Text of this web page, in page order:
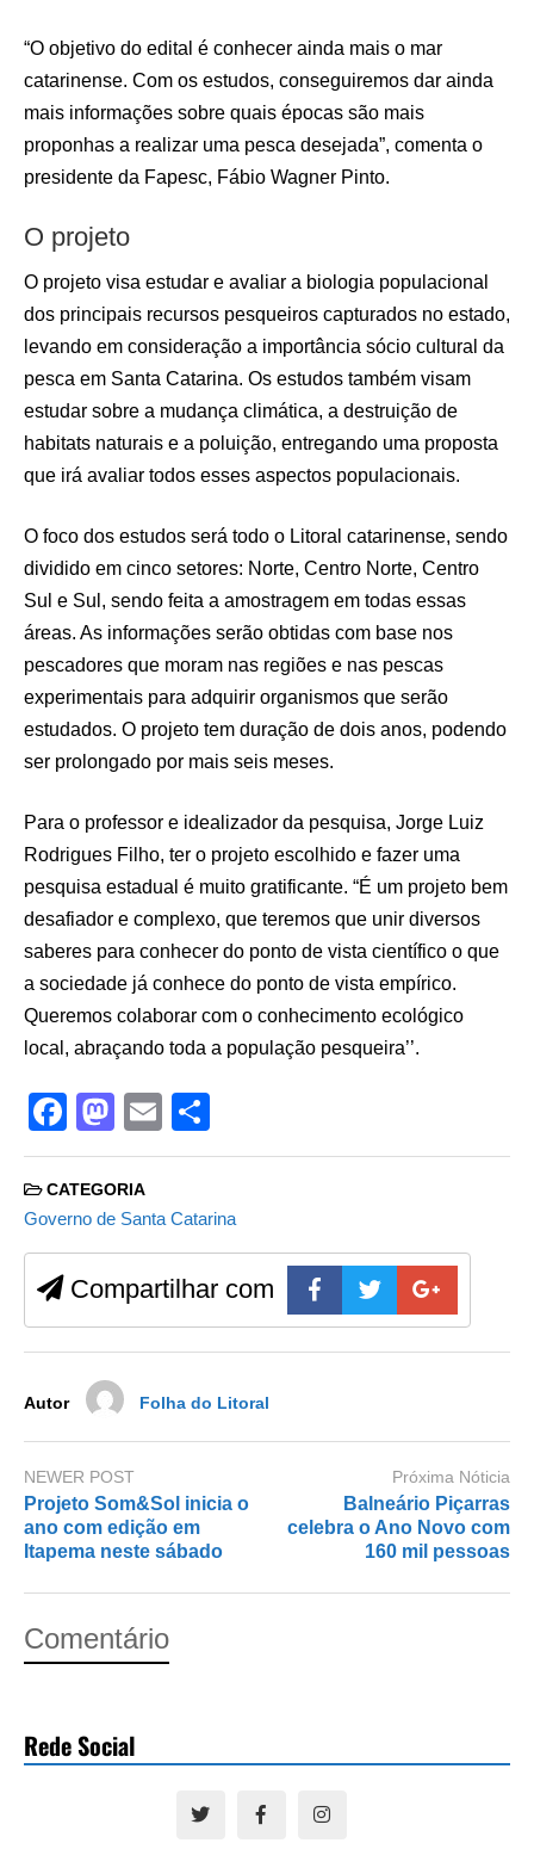
“O objetivo do edital é conhecer ainda mais o mar
catarinense. Com os estudos, conseguiremos dar ainda
mais informações sobre quais épocas são mais
proponhas a realizar uma pesca desejada”, comenta o
presidente da Fapesc, Fábio Wagner Pinto.
O projeto
O projeto visa estudar e avaliar a biologia populacional
dos principais recursos pesqueiros capturados no estado,
levando em consideração a importância sócio cultural da
pesca em Santa Catarina. Os estudos também visam
estudar sobre a mudança climática, a destruição de
habitats naturais e a poluição, entregando uma proposta
que irá avaliar todos esses aspectos populacionais.
O foco dos estudos será todo o Litoral catarinense, sendo
dividido em cinco setores: Norte, Centro Norte, Centro
Sul e Sul, sendo feita a amostragem em todas essas
áreas. As informações serão obtidas com base nos
pescadores que moram nas regiões e nas pescas
experimentais para adquirir organismos que serão
estudados. O projeto tem duração de dois anos, podendo
ser prolongado por mais seis meses.
Para o professor e idealizador da pesquisa, Jorge Luiz
Rodrigues Filho, ter o projeto escolhido e fazer uma
pesquisa estadual é muito gratificante. “É um projeto bem
desafiador e complexo, que teremos que unir diversos
saberes para conhecer do ponto de vista científico o que
a sociedade já conhece do ponto de vista empírico.
Queremos colaborar com o conhecimento ecológico
local, abraçando toda a população pesqueira’’.
F
a
c
e
b
o
o
M
a
st
o
d
o
n
E
m h
e
CATEGORIA
Governo de Santa Catarina
Compartilhar com
Autor Folha do Litoral
NEWER POST
Projeto Som&Sol inicia o
ano com edição em
Itapema neste sábado
Próxima Nóticia
Balneário Piçarras
celebra o Ano Novo com
160 mil pessoas
Comentário
Rede Social